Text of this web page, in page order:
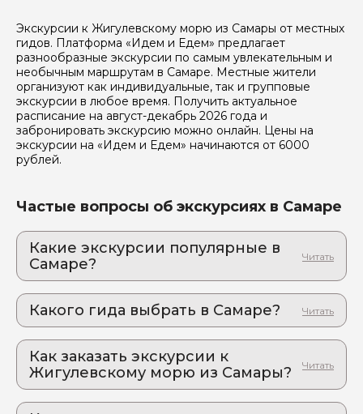
Экскурсии к Жигулевскому морю из Самары от местных
гидов. Платформа «Идем и Едем» предлагает
разнообразные экскурсии по самым увлекательным и
необычным маршрутам в Самаре. Местные жители
организуют как индивидуальные, так и групповые
экскурсии в любое время. Получить актуальное
расписание на август-декабрь 2026 года и
забронировать экскурсию можно онлайн. Цены на
экскурсии на «Идем и Едем» начинаются от 6000
рублей.
Частые вопросы об экскурсиях в Самаре
Какие экскурсии популярные в
Самаре?
или как всё начиналось
Приезжайте и погрузитесь в историю волжского
города!
2. В Тольятти из Самары: 100 км
удивительных открытий
Экскурсия, которая переворачивает
Какого гида выбрать в Самаре?
2. Любовь.А 377
3. Татьяна.В 789
4. Виктория.К 568
Как заказать экскурсии к
Жигулевскому морю из Самары?
Едем»:
Я даю своё согласие на обработку персональных
данных